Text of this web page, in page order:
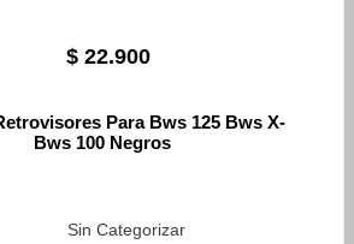
$ 22.900
Para Bws 125 Bws X-
Bws 100 Negros
Sin Categorizar